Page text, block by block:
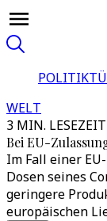
POLITIK
WELT
3 MIN. LESEZEIT
Bei EU-
Im Fall einer
Dosen seines
geringere
europäischen